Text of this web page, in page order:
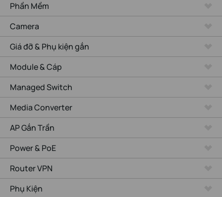
Phần Mềm
Camera
Giá đỡ & Phụ kiện gắn
Module & Cáp
Managed Switch
Media Converter
AP Gắn Trần
Power & PoE
Router VPN
Phụ Kiện